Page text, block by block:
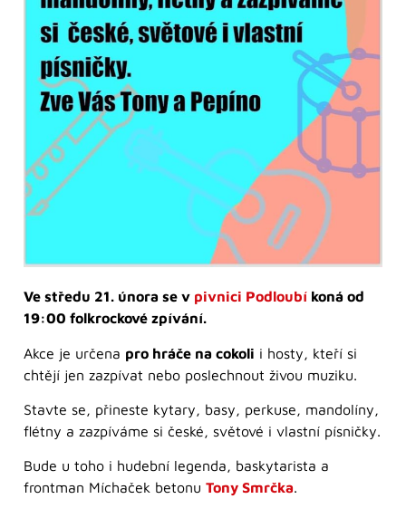
Ve středu 21. února se v pivnici Podloubí koná od
19:00 folkrockové zpívání.
Akce je určena pro hráče na cokoli i hosty, kteří si
chtějí jen zazpívat nebo poslechnout živou muziku.
Stavte se, přineste kytary, basy, perkuse, mandolíny,
flétny a zazpíváme si české, světové i vlastní písničky.
Bude u toho i hudební legenda, baskytarista a
frontman Míchaček betonu Tony Smrčka.